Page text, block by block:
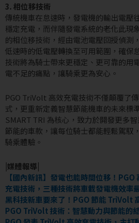
3. 相位移技術
傳統機車在怠速時，發電機的輸出電壓
穩定充電，而伴隨發電系統的老化此現
的相位移技術，經由電池電壓回授偵測
低速時的低電壓轉換至可用範圍，確保
技術將為騎士帶來更穩定、更可靠的用
電不足的痛點，讓騎乘更為安心。
PGO TriVolt 高效充電技術不僅顛覆了
式，更重新定義智慧節能機車的未來標
SMART TRI 為核心，致力於開發更多
節能的車款，讓每位騎士都能輕鬆駕馭
騎乘體驗。
|媒體報導|
【國內新訊】發電也能時間位移！
充電技術，三種技術將車載發電機效率
黑科技新車要來了！PGO 節能 TriVolt
PGO TriVolt 技術：智慧動力與節能的